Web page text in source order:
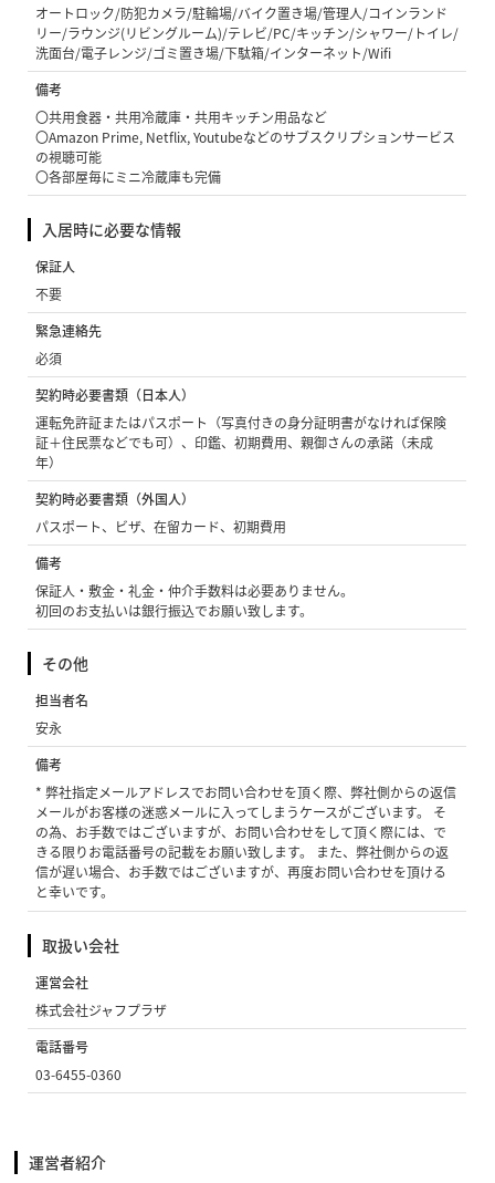
オートロック/防犯カメラ/駐輪場/バイク置き場/管理人/コインランド
リー/ラウンジ(リビングルーム)/テレビ/PC/キッチン/シャワー/トイレ/
洗面台/電子レンジ/ゴミ置き場/下駄箱/インターネット/Wifi
備考
〇共用食器・共用冷蔵庫・共用キッチン用品など
〇Amazon Prime, Netflix, Youtubeなどのサブスクリプションサービス
の視聴可能
〇各部屋毎にミニ冷蔵庫も完備
入居時に必要な情報
保証人
不要
緊急連絡先
必須
契約時必要書類（日本人）
運転免許証またはパスポート（写真付きの身分証明書がなければ保険
証＋住民票などでも可）、印鑑、初期費用、親御さんの承諾（未成
年）
契約時必要書類（外国人）
パスポート、ビザ、在留カード、初期費用
備考
保証人・敷金・礼金・仲介手数料は必要ありません。
初回のお支払いは銀行振込でお願い致します。
その他
担当者名
安永
備考
* 弊社指定メールアドレスでお問い合わせを頂く際、弊社側からの返信
メールがお客様の迷惑メールに入ってしまうケースがございます。 そ
の為、お手数ではございますが、お問い合わせをして頂く際には、で
きる限りお電話番号の記載をお願い致します。 また、弊社側からの返
信が遅い場合、お手数ではございますが、再度お問い合わせを頂ける
と幸いです。
取扱い会社
運営会社
株式会社ジャフプラザ
電話番号
03-6455-0360
運営者紹介